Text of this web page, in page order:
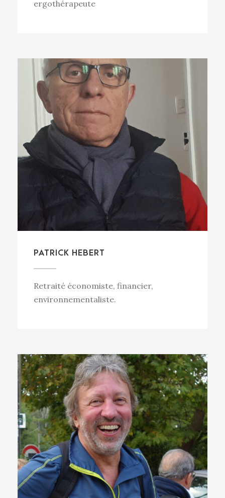
ergothérapeute
PATRICK HEBERT
Retraité économiste, financier,
environnementaliste.